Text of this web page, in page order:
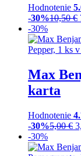
Hodnotenie
-30%10,50€
-30%
Max
karta
Hodnotenie
-30%5,00€
-30%